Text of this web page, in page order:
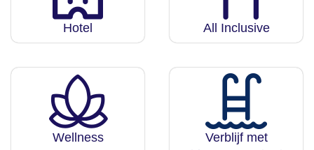
Hotel All Inclusive
Wellness
Verblijf met